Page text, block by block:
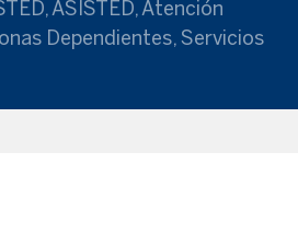
,ASISTED,Atención
Dependientes, Servicios